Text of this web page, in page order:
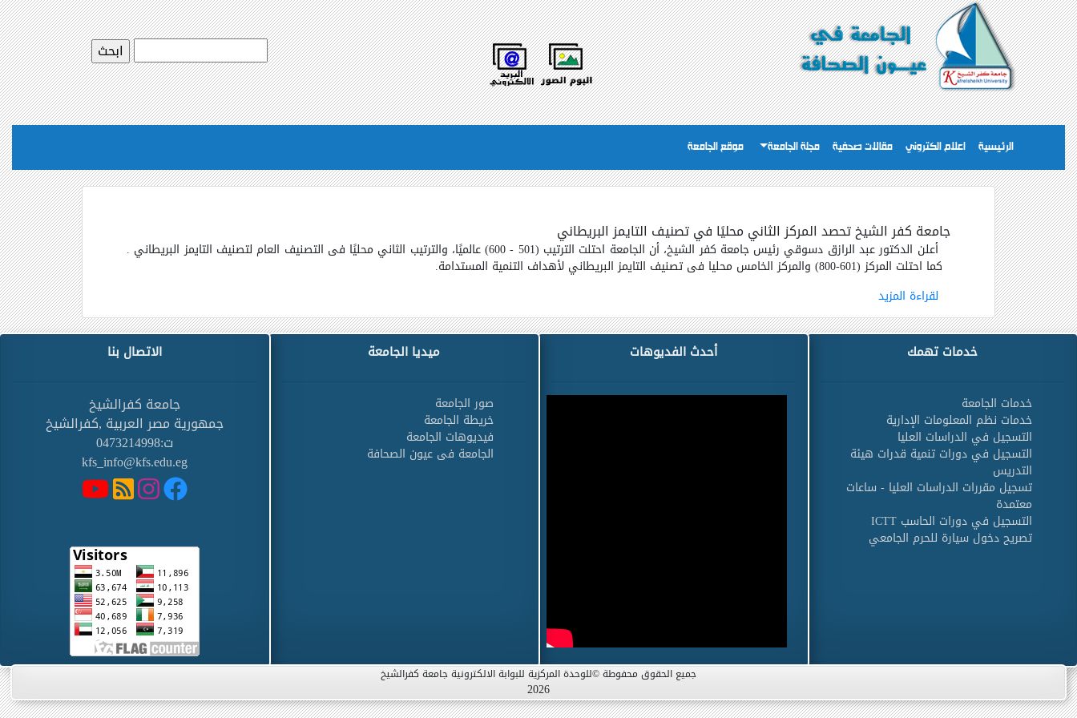
الرئيسية اعلام الكتروني مقالات صحفية مجلة الجامعة موقع الجامعة
جامعة كفر الشيخ تحصد المركز الثاني محليًا في تصنيف التايمز البريطاني
أعلن الدكتور عبد الرازق دسوقي رئيس جامعة كفر الشيخ، أن الجامعة احتلت الترتيب (501 - 600) عالميًا، والترتيب الثاني محليًا فى التصنيف العام لتصنيف التايمز البريطاني .
كما احتلت المركز(601-800) والمركز الخامس محليا فى تصنيف التايمز البريطاني لأهداف التنمية المستدامة.
لقراءة المزيد
خدمات تهمك
خدمات الجامعة
خدمات نظم المعلومات الإدارية
التسجيل في الدراسات العليا
التسجيل في دورات تنمية قدرات هيئة
التدريس
تسجيل مقررات الدراسات العليا - ساعات
معتمدة
التسجيل في دورات الحاسب ICTT
تصريح دخول سيارة للحرم الجامعي
أحدث الفديوهات ميديا الجامعة
صور الجامعة
خريطة الجامعة
فيديوهات الجامعة
الجامعة فى عيون الصحافة
الاتصال بنا
جامعة كفرالشيخ
جمهورية مصر العربية ,كفرالشيخ
ت:0473214998
kfs_info@kfs.edu.eg
جميع الحقوق محفوطة ©للوحدة المركزية للبوابة الالكترونية جامعة كفرالشيخ
2026